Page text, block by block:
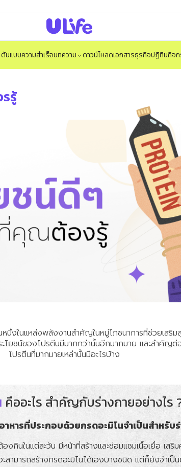
ต้นแบบความสำเร็จบทความ ดาวน์โหลดเอกสารธุรกิจปฏิทินกิจ
รู้
นึ่งในแหล่งพลังงานสำคัญในหมู่โภชนาการที่ช่วยเส
ะโยชน์ของโปรตีนมีมากกว่านั้นอีกมากมาย และสำคั
โปรตีนที่มากมายเหล่านั้นมีอะไรบ้าง
คืออะไร สำคัญกับร่างกายอย่างไร
หารที่ประกอบด้วยกรดอะมิโนจำเป็นสำหรับ
กินในแต่ละวัน มีหน้าที่สร้างและซ่อมแซมเนื้อเยื่อ เสริ
สามารถสร้างกรดอะมิโนได้เองบางชนิด แต่ก็ยังจำเ